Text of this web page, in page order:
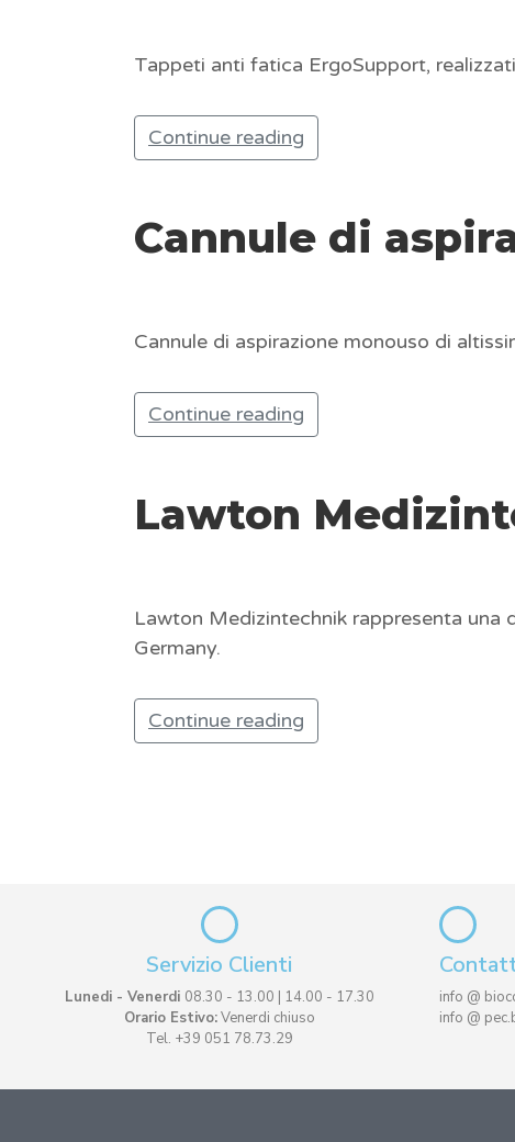
Tappeti anti fatica ErgoSupport,
Continue reading
Cannule di
Cannule di aspirazione monouso di
Continue reading
Lawton
Lawton Medizintechnik rappresenta una
Germany.
Continue reading
Servizio Clienti
Lunedi - Venerdi 08.30 - 13.00 | 14.00 - 17.30
Orario Estivo:Venerdi chiuso
Tel. +39 051 78.73.29
info @
info @